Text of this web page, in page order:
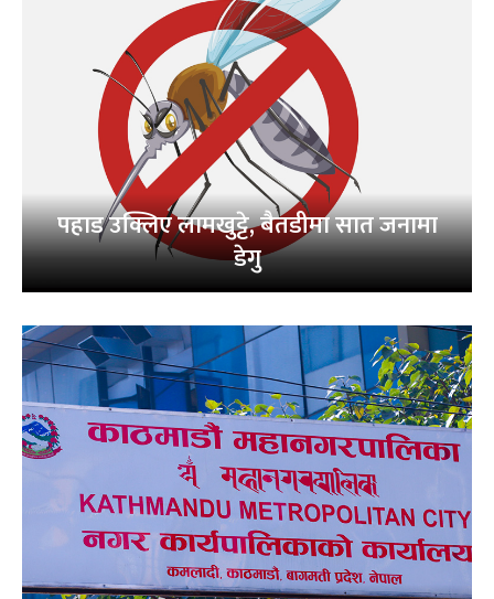
पहाड उक्लिए लामखुट्टे, बैतडीमा सात जनामा
डे‌गु